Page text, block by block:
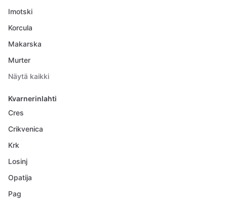
Imotski
Korcula
Makarska
Murter
Näytä kaikki
Kvarnerinlahti
Cres
Crikvenica
Krk
Losinj
Opatija
Pag